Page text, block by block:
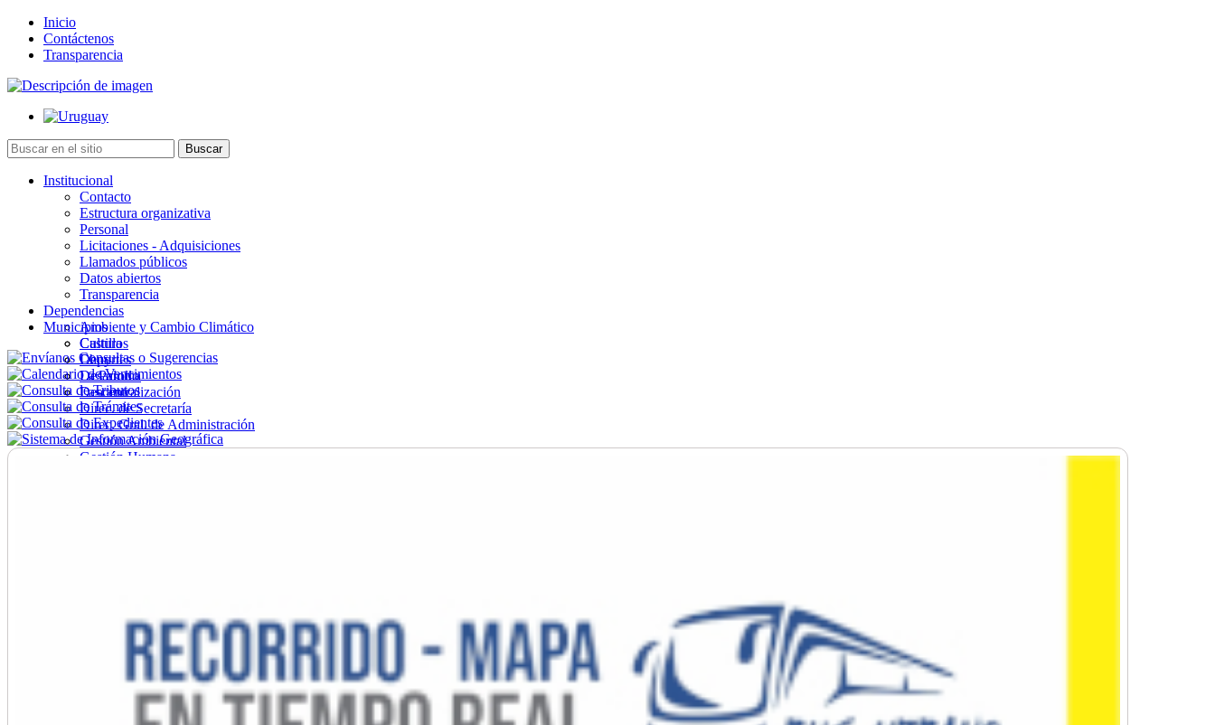
Inicio
Contáctenos
Transparencia
Institucional
Contacto
Estructura organizativa
Personal
Licitaciones - Adquisiciones
Llamados públicos
Datos abiertos
Transparencia
Dependencias
Ambiente y Cambio Climático
Cultura
Deportes
Desarrollo
Descentralización
Direc. de Secretaría
Direc. Gral. de Administración
Gestión Ambiental
Gestión Humana
Municipios
Castillos
Chuy
La Paloma
Lascano